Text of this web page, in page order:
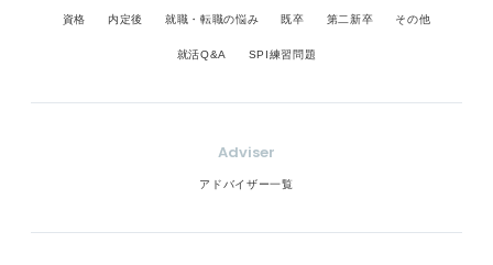
資格 内定後 就職・転職の悩み 既卒 第二新卒 その他
就活Q&A SPI練習問題
Adviser
アドバイザー一覧